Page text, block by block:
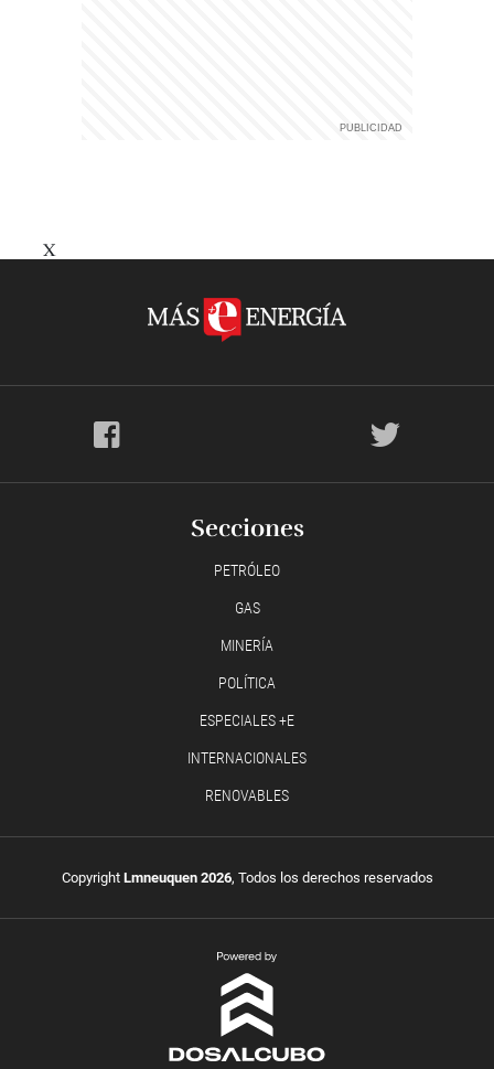
X
Secciones
PETRÓLEO
GAS
MINERÍA
POLÍTICA
ESPECIALES +E
INTERNACIONALES
RENOVABLES
Copyright Lmneuquen 2026, Todos los derechos reservados